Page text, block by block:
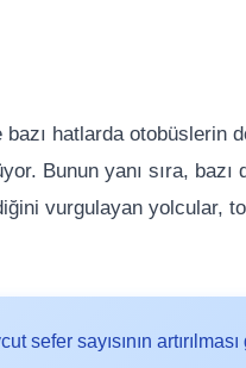
hatlarda otobüslerin
Bunun yanı sıra,
vurgulayan yolcular,
sefer sayısının